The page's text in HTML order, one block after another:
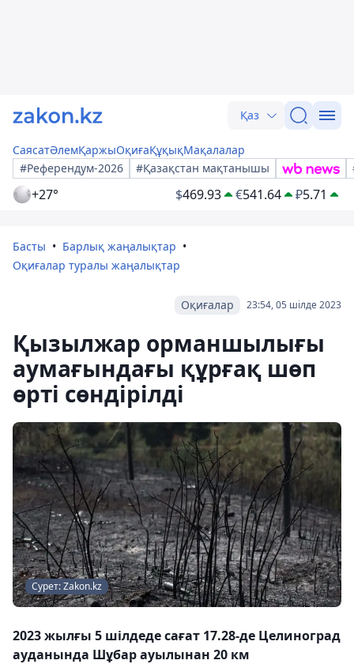
Қаз
СаясатӘлемҚаржыОқиғаҚұқықМақалалар
#Референдум-2026
#Қазақстан мақтанышы
+27° $469.93 €541.64 ₽5.71
Басты
Барлық жаңалықтар
Оқиғалар туралы жаңалықтар
23:54, 05 шілде 2023
Оқиғалар
Қызылжар орманшылығы
аумағындағы құрғақ шөп
өрті сөндірілді
Сурет: Zakon.kz
2023 жылғы 5 шілдеде сағат 17.28-де Целиноград
ауданында Шұбар ауылынан 20 км